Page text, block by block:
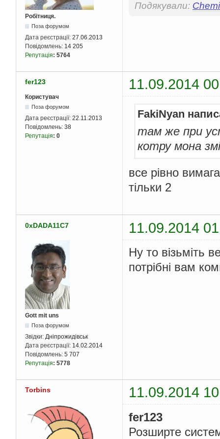
Робітниця.
Поза форумом
Дата реєстрації: 27.06.2013
Повідомлень: 14 205
Репутація: 5764
Подякували:
fer123 11.09.2014
Користувач
Поза форумом
Дата реєстрації: 22.11.2013
Повідомлень: 38
Репутація: 0
FakiNyan
там же при
котру мона
все рівно
тільки 2
0xDADA11C7 11.09.2014
Gott mit uns
Поза форумом
Звідки: Дніпрожидівськ
Дата реєстрації: 14.02.2014
Повідомлень: 5 707
Репутація: 5778
Ну то візьміть
потрібні вам
Torbins 11.09.2014
fer123
Розширте